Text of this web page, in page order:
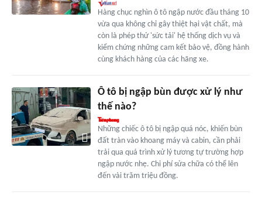
Hàng chục nghìn ô tô ngập nước đầu tháng 10
vừa qua không chỉ gây thiệt hại vật chất, mà
còn là phép thử 'sức tải' hệ thống dịch vụ và
kiểm chứng những cam kết bảo vệ, đồng hành
cùng khách hàng của các hãng xe.
Ô tô bị ngập bùn được xử lý như
thế nào?
Những chiếc ô tô bị ngập quá nóc, khiến bùn
đất tràn vào khoang máy và cabin, cần phải
trải qua quá trình xử lý tương tự trường hợp
ngập nước nhẹ. Chi phí sửa chữa có thể lên
đến vài trăm triệu đồng.